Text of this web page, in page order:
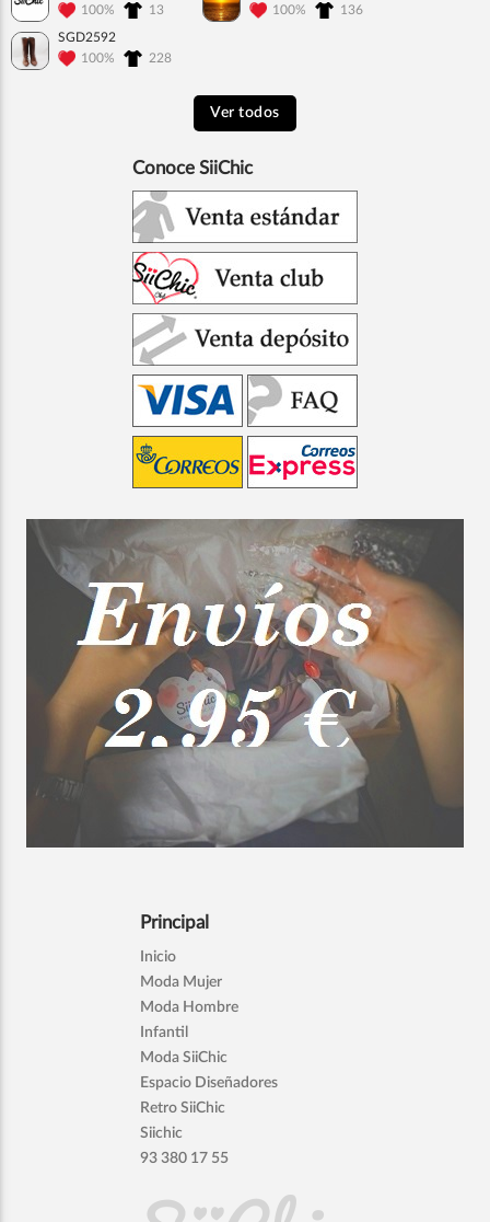
100%
13
100%
136
SGD2592
100%
228
Ver todos
Conoce SiiChic
Principal
Inicio
Moda Mujer
Moda Hombre
Infantil
Moda SiiChic
Espacio Diseñadores
Retro SiiChic
Siichic
93 380 17 55